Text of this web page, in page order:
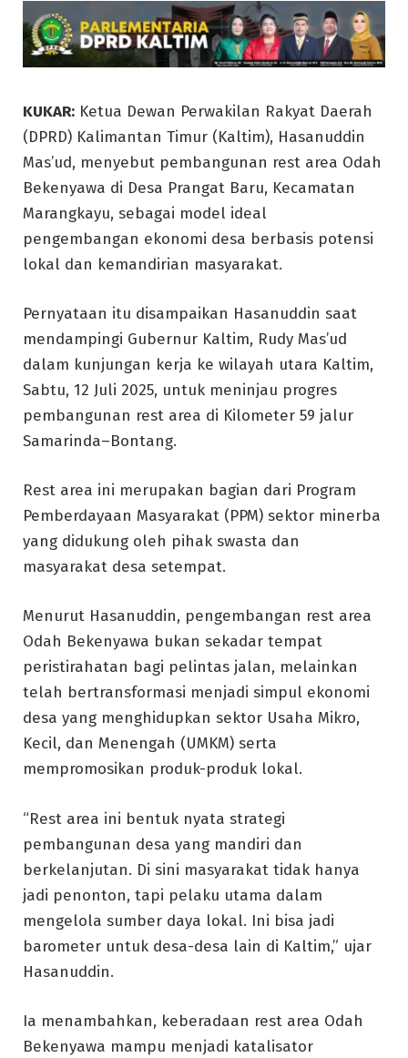
KUKAR: Ketua Dewan Perwakilan Rakyat Daerah
(DPRD) Kalimantan Timur (Kaltim), Hasanuddin
Mas’ud, menyebut pembangunan rest area Odah
Bekenyawa di Desa Prangat Baru, Kecamatan
Marangkayu, sebagai model ideal
pengembangan ekonomi desa berbasis potensi
lokal dan kemandirian masyarakat.
Pernyataan itu disampaikan Hasanuddin saat
mendampingi Gubernur Kaltim, Rudy Mas’ud
dalam kunjungan kerja ke wilayah utara Kaltim,
Sabtu, 12 Juli 2025, untuk meninjau progres
pembangunan rest area di Kilometer 59 jalur
Samarinda–Bontang.
Rest area ini merupakan bagian dari Program
Pemberdayaan Masyarakat (PPM) sektor minerba
yang didukung oleh pihak swasta dan
masyarakat desa setempat.
Menurut Hasanuddin, pengembangan rest area
Odah Bekenyawa bukan sekadar tempat
peristirahatan bagi pelintas jalan, melainkan
telah bertransformasi menjadi simpul ekonomi
desa yang menghidupkan sektor Usaha Mikro,
Kecil, dan Menengah (UMKM) serta
mempromosikan produk-produk lokal.
“Rest area ini bentuk nyata strategi
pembangunan desa yang mandiri dan
berkelanjutan. Di sini masyarakat tidak hanya
jadi penonton, tapi pelaku utama dalam
mengelola sumber daya lokal. Ini bisa jadi
barometer untuk desa-desa lain di Kaltim,” ujar
Hasanuddin.
Ia menambahkan, keberadaan rest area Odah
Bekenyawa mampu menjadi katalisator